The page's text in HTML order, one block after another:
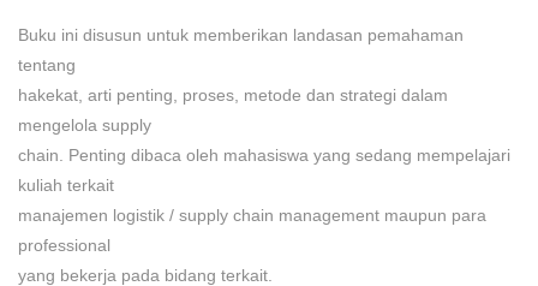
Buku ini disusun untuk memberikan landasan pemahaman
tentang
hakekat, arti penting, proses, metode dan strategi dalam
mengelola supply
chain. Penting dibaca oleh mahasiswa yang sedang mempelajari
kuliah terkait
manajemen logistik / supply chain management maupun para
professional
yang bekerja pada bidang terkait.